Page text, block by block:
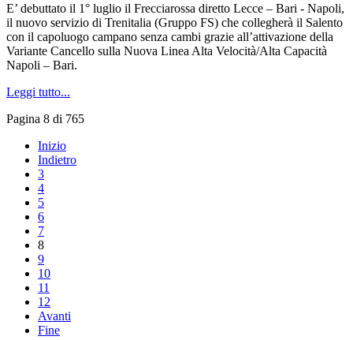
E’ debuttato il 1° luglio il Frecciarossa diretto Lecce – Bari - Napoli,
il nuovo servizio di Trenitalia (Gruppo FS) che collegherà il Salento
con il capoluogo campano senza cambi grazie all’attivazione della
Variante Cancello sulla Nuova Linea Alta Velocità/Alta Capacità
Napoli – Bari.
Leggi tutto...
Pagina 8 di 765
Inizio
Indietro
3
4
5
6
7
8
9
10
11
12
Avanti
Fine